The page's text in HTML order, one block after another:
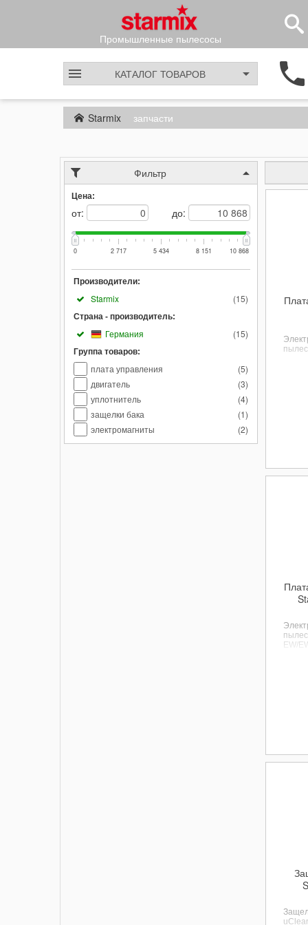
Промышленные пылесосы
КАТАЛОГТОВАРОВ
Starmix запчасти
Фильтр
Цена:
от: до:
0 2 717 5 434 8 151 10 868
Производители:
(15)
Starmix
Страна - производитель:
(15)
Германия
Группа товаров:
(5)
плата управления
(3)
двигатель
(4)
уплотнитель
(1)
защелки бака
(2)
электромагниты
EW/